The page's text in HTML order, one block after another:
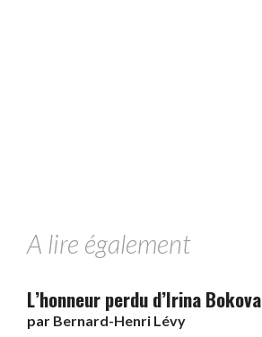
A lire également
L’honneur perdu d’Irina Bokova
par Bernard-Henri Lévy